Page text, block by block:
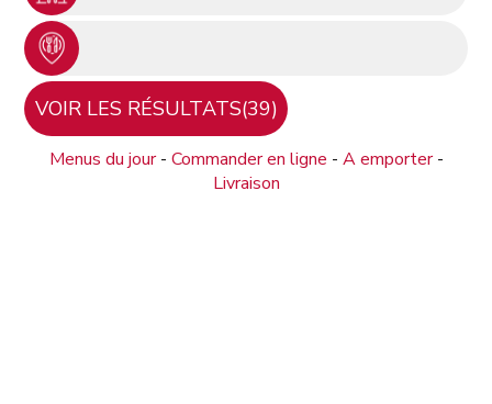
Menus du jour- Commander en ligne - A emporter-
Livraison